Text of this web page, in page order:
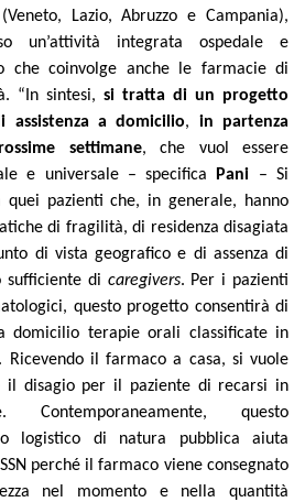
Lazio, Abruzzo e Campania),
un’attività integrata ospedale e
che coinvolge anche le farmacie di
“In sintesi, si tratta di un progetto
assistenza a domicilio, in partenza
settimane, che vuol essere
e universale – specifica
Pani – Si
quei pazienti che, in generale, hanno
di fragilità, di residenza disagiata
di vista geografico e di assenza di
sufficiente di caregivers. Per i pazienti
questo progetto consentirà di
domicilio terapie orali classificate in
Ricevendo il farmaco a casa, si vuole
il disagio per il paziente di recarsi in
Contemporaneamente, questo
logistico di natura pubblica aiuta
perché il farmaco viene consegnato
nel momento e nella quantità